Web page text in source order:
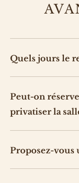
Quels jours le
Peut-on
privatiser la
Proposez-vous